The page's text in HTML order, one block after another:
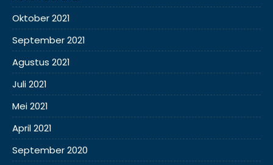
Oktober 2021
September 2021
Agustus 2021
Juli 2021
Mei 2021
April 2021
September 2020